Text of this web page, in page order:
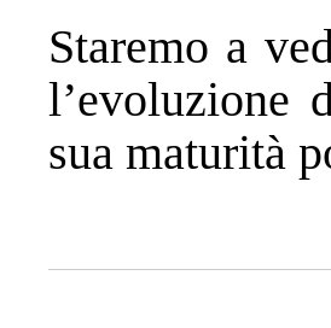
Staremo a
l’evoluzione
sua maturità